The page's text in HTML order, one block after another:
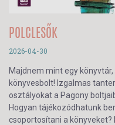
POLCLESŐK
2026-04-30
Majdnem mint egy
könyvesbolt! Izgalmas
osztályokat a Pagony
Hogyan tájékozódhatunk
csoportosítani a